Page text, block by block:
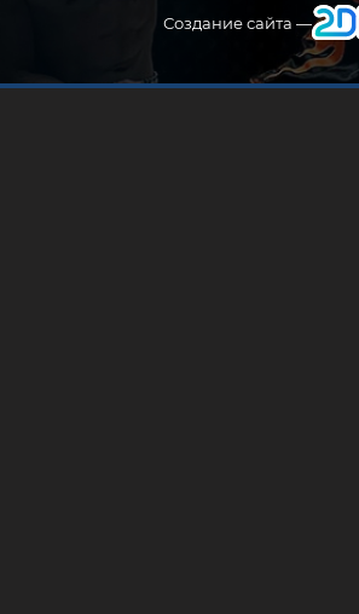
Создание сайта —